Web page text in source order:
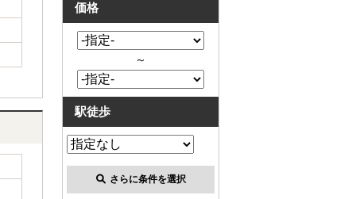
価格
～
駅徒歩
さらに条件を選択